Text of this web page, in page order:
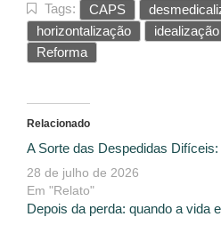
Tags: CAPS
horizontalização
idealização
Reforma
Relacionado
A Sorte das Despedidas
28 de julho de 2026
Em "Relato"
Depois da perda: quando a vida